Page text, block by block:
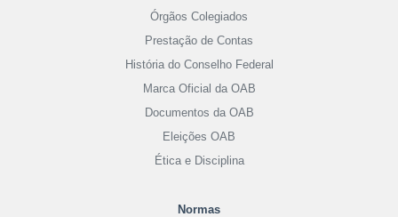
Órgãos Colegiados
Prestação de Contas
História do Conselho Federal
Marca Oficial da OAB
Documentos da OAB
Eleições OAB
Ética e Disciplina
Normas